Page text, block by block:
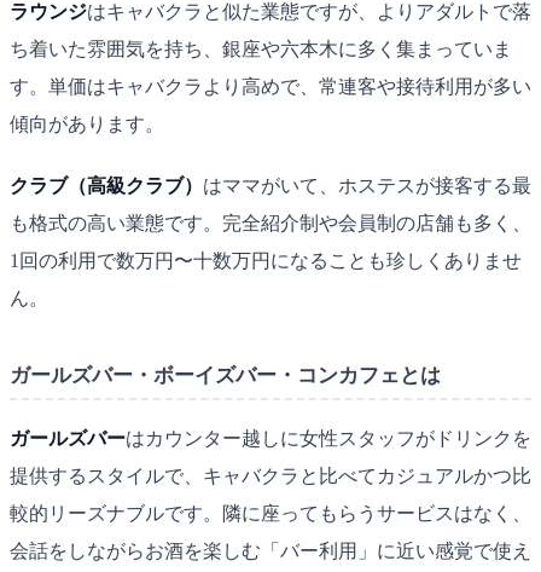
ラウンジはキャバクラと似た業態ですが、よりアダルトで落
ち着いた雰囲気を持ち、銀座や六本木に多く集まっていま
す。単価はキャバクラより高めで、常連客や接待利用が多い
傾向があります。
クラブ（高級クラブ） はママがいて、ホステスが接客する最
も格式の高い業態です。完全紹介制や会員制の店舗も多く、
1回の利用で数万円〜十数万円になることも珍しくありませ
ん。
ガールズバー・ボーイズバー・コンカフェとは
ガールズバーはカウンター越しに女性スタッフがドリンクを
提供するスタイルで、キャバクラと比べてカジュアルかつ比
較的リーズナブルです。隣に座ってもらうサービスはなく、
会話をしながらお酒を楽しむ「バー利用」に近い感覚で使え